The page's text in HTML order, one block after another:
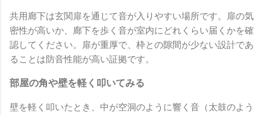
共用廊下は玄関扉を通じて音が入りやすい場所です。扉の気
密性が高いか、廊下を歩く音が室内にどれくらい届くかを確
認してください。扉が重厚で、枠との隙間が少ない設計であ
ることは防音性能が高い証拠です。
部屋の角や壁を軽く叩いてみる
壁を軽く叩いたとき、中が空洞のように響く音（太鼓のよう